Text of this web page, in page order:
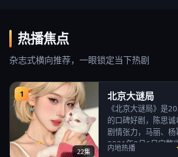
热播焦点
杂志式横向推荐，一眼锁定当下热剧
1
22集
北京大谜局
《北京大谜局》是
的口碑好剧，陈思
剧情张力，马丽、杨
2021年8月6日完整
内地热播